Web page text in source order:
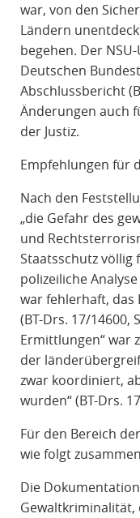
war, von den
Ländern
begehen. Der
Deutschen
Abschlussbericht
Änderungen auch
der Justiz.
Empfehlungen für
Nach den
„die Gefahr des
und
Staatsschutz völlig
polizeiliche
war fehlerhaft, das
(BT-Drs. 17/14600,
Ermittlungen“ war
der
zwar koordiniert,
wurden“ (BT-Drs.
Für den Bereich
wie folgt
Die
Gewaltkriminalität,